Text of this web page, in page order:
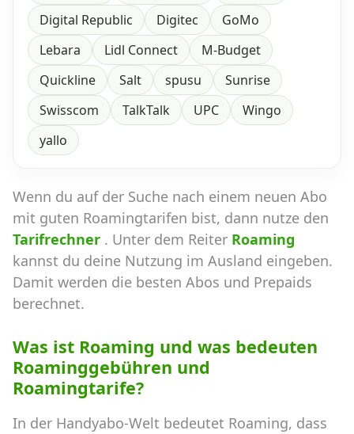
Digital Republic
Digitec
GoMo
Lebara
Lidl Connect
M-Budget
Quickline
Salt spusu
Sunrise
Swisscom
TalkTalk UPC
Wingo
yallo
Wenn du auf der Suche nach einem neuen Abo
mit guten Roamingtarifen bist, dann nutze den
Tarifrechner . Unter dem Reiter Roaming
kannst du deine Nutzung im Ausland eingeben.
Damit werden die besten Abos und Prepaids
berechnet.
Was ist Roaming und was bedeuten
Roaminggebühren und
Roamingtarife?
In der Handyabo-Welt bedeutet Roaming, dass